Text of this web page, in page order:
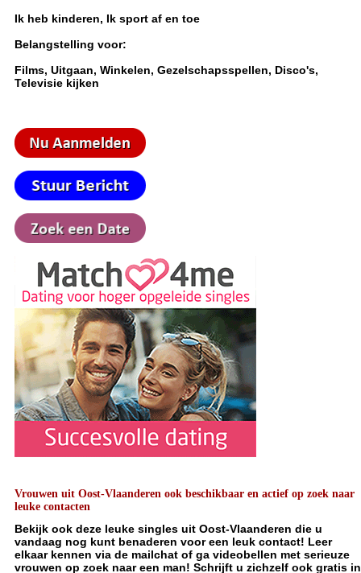
Ik heb kinderen, Ik sport af en toe
Belangstelling voor:
Films, Uitgaan, Winkelen, Gezelschapsspellen, Disco's,
Televisie kijken
Vrouwen uit Oost-Vlaanderen ook beschikbaar en actief op zoek naar
leuke contacten
Bekijk ook deze leuke singles uit Oost-Vlaanderen die u
vandaag nog kunt benaderen voor een leuk contact! Leer
elkaar kennen via de mailchat of ga videobellen met serieuze
vrouwen op zoek naar een man! Schrijft u zichzelf ook gratis in